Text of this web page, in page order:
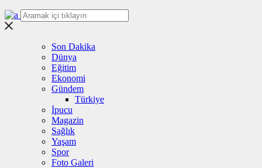
Son Dakika
Dünya
Eğitim
Ekonomi
Gündem
Türkiye
İpucu
Magazin
Sağlık
Yaşam
Spor
Foto Galeri